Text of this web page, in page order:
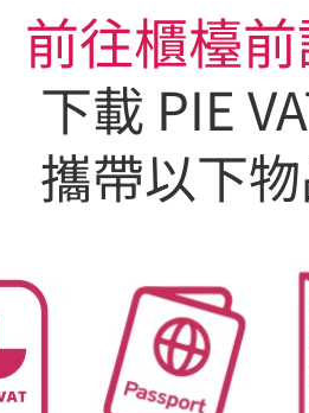
前往櫃檯
下載 PIE
攜帶以下